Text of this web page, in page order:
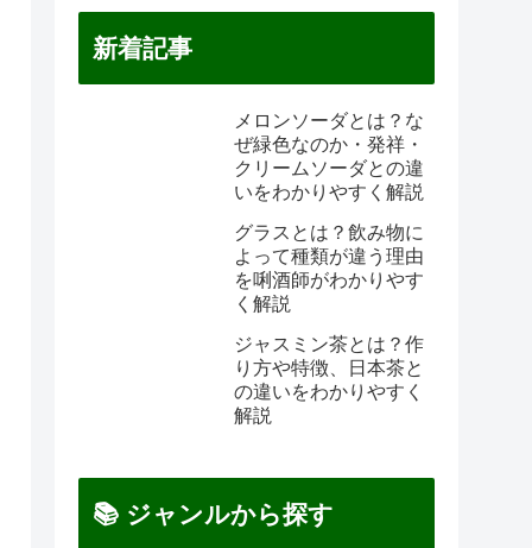
新着記事
メロンソーダとは？な
ぜ緑色なのか・発祥・
クリームソーダとの違
いをわかりやすく解説
グラスとは？飲み物に
よって種類が違う理由
を唎酒師がわかりやす
く解説
ジャスミン茶とは？作
り方や特徴、日本茶と
の違いをわかりやすく
解説
📚 ジャンルから探す